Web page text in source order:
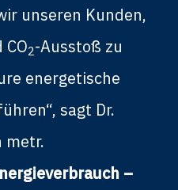
unseren Kunden,
2-Ausstoß zu
energetische
sagt Dr.
metr.
–